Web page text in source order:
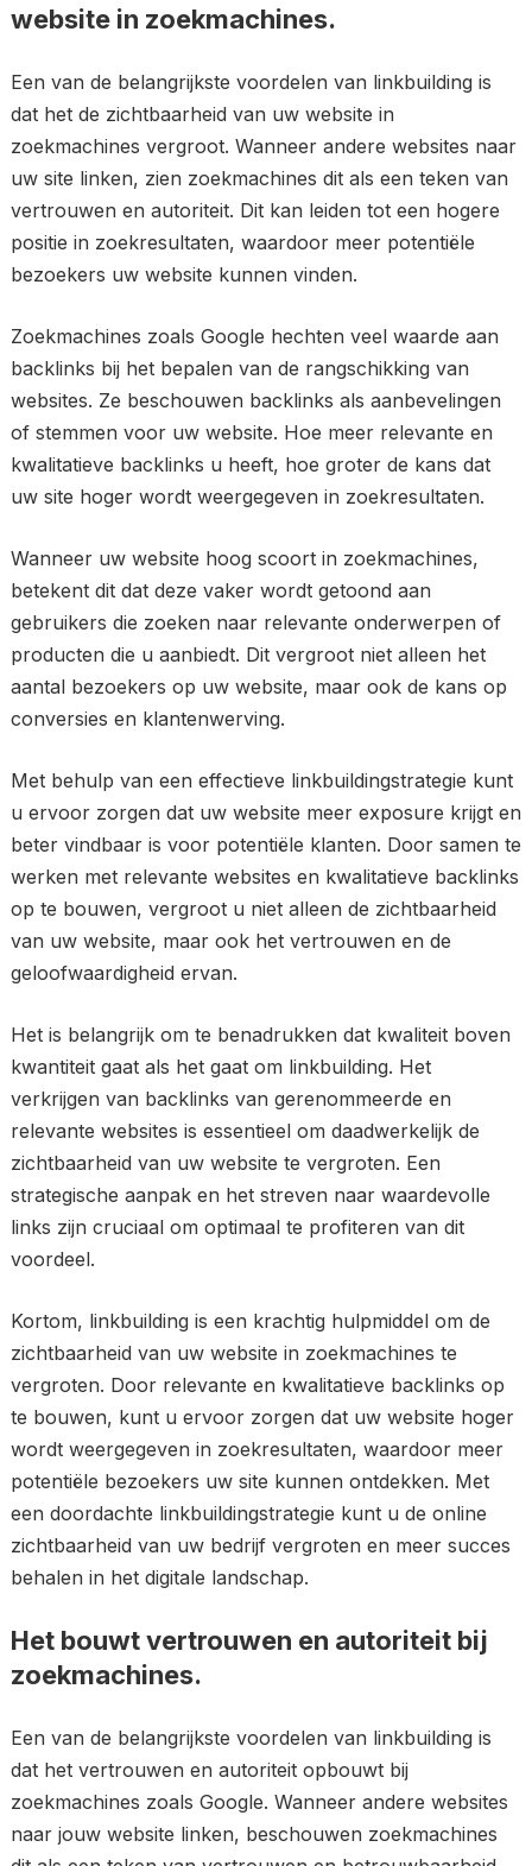
website in zoekmachines.
Een van de belangrijkste voordelen van linkbuilding is
dat het de zichtbaarheid van uw website in
zoekmachines vergroot. Wanneer andere websites naar
uw site linken, zien zoekmachines dit als een teken van
vertrouwen en autoriteit. Dit kan leiden tot een hogere
positie in zoekresultaten, waardoor meer potentiële
bezoekers uw website kunnen vinden.
Zoekmachines zoals Google hechten veel waarde aan
backlinks bij het bepalen van de rangschikking van
websites. Ze beschouwen backlinks als aanbevelingen
of stemmen voor uw website. Hoe meer relevante en
kwalitatieve backlinks u heeft, hoe groter de kans dat
uw site hoger wordt weergegeven in zoekresultaten.
Wanneer uw website hoog scoort in zoekmachines,
betekent dit dat deze vaker wordt getoond aan
gebruikers die zoeken naar relevante onderwerpen of
producten die u aanbiedt. Dit vergroot niet alleen het
aantal bezoekers op uw website, maar ook de kans op
conversies en klantenwerving.
Met behulp van een effectieve linkbuildingstrategie kunt
u ervoor zorgen dat uw website meer exposure krijgt en
beter vindbaar is voor potentiële klanten. Door samen te
werken met relevante websites en kwalitatieve backlinks
op te bouwen, vergroot u niet alleen de zichtbaarheid
van uw website, maar ook het vertrouwen en de
geloofwaardigheid ervan.
Het is belangrijk om te benadrukken dat kwaliteit boven
kwantiteit gaat als het gaat om linkbuilding. Het
verkrijgen van backlinks van gerenommeerde en
relevante websites is essentieel om daadwerkelijk de
zichtbaarheid van uw website te vergroten. Een
strategische aanpak en het streven naar waardevolle
links zijn cruciaal om optimaal te profiteren van dit
voordeel.
Kortom, linkbuilding is een krachtig hulpmiddel om de
zichtbaarheid van uw website in zoekmachines te
vergroten. Door relevante en kwalitatieve backlinks op
te bouwen, kunt u ervoor zorgen dat uw website hoger
wordt weergegeven in zoekresultaten, waardoor meer
potentiële bezoekers uw site kunnen ontdekken. Met
een doordachte linkbuildingstrategie kunt u de online
zichtbaarheid van uw bedrijf vergroten en meer succes
behalen in het digitale landschap.
Het bouwt vertrouwen en autoriteit bij
zoekmachines.
Een van de belangrijkste voordelen van linkbuilding is
dat het vertrouwen en autoriteit opbouwt bij
zoekmachines zoals Google. Wanneer andere websites
naar jouw website linken, beschouwen zoekmachines